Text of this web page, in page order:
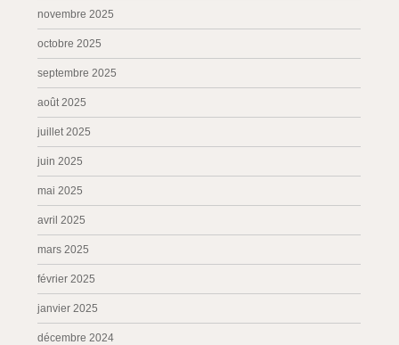
novembre 2025
octobre 2025
septembre 2025
août 2025
juillet 2025
juin 2025
mai 2025
avril 2025
mars 2025
février 2025
janvier 2025
décembre 2024